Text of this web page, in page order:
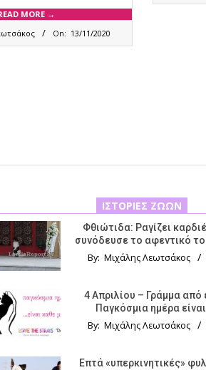
MORE →
On: 13/11/2020
ΙΣΤΟΡΊΕΣ ΖΏΩΝ
Φθιώτιδα: Ραγίζει
συνόδευσε το αφεντικό
By: Μιχάλης Λεωτσάκος
4 Απριλίου – Γράμμα από
Παγκόσμια ημέρα
By: Μιχάλης Λεωτσάκος
Επτά «υπερκινητικές»